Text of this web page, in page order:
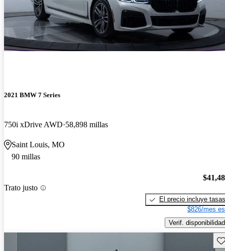
2021 BMW 7 Series
750i xDrive AWD 58,898 millas
Saint Louis, MO
90 millas
Trato justo
El precio incluye tasas
$826/mes
Verif. disponibilidad